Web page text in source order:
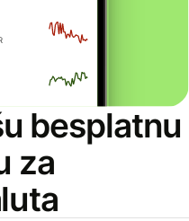
besplatnu
za